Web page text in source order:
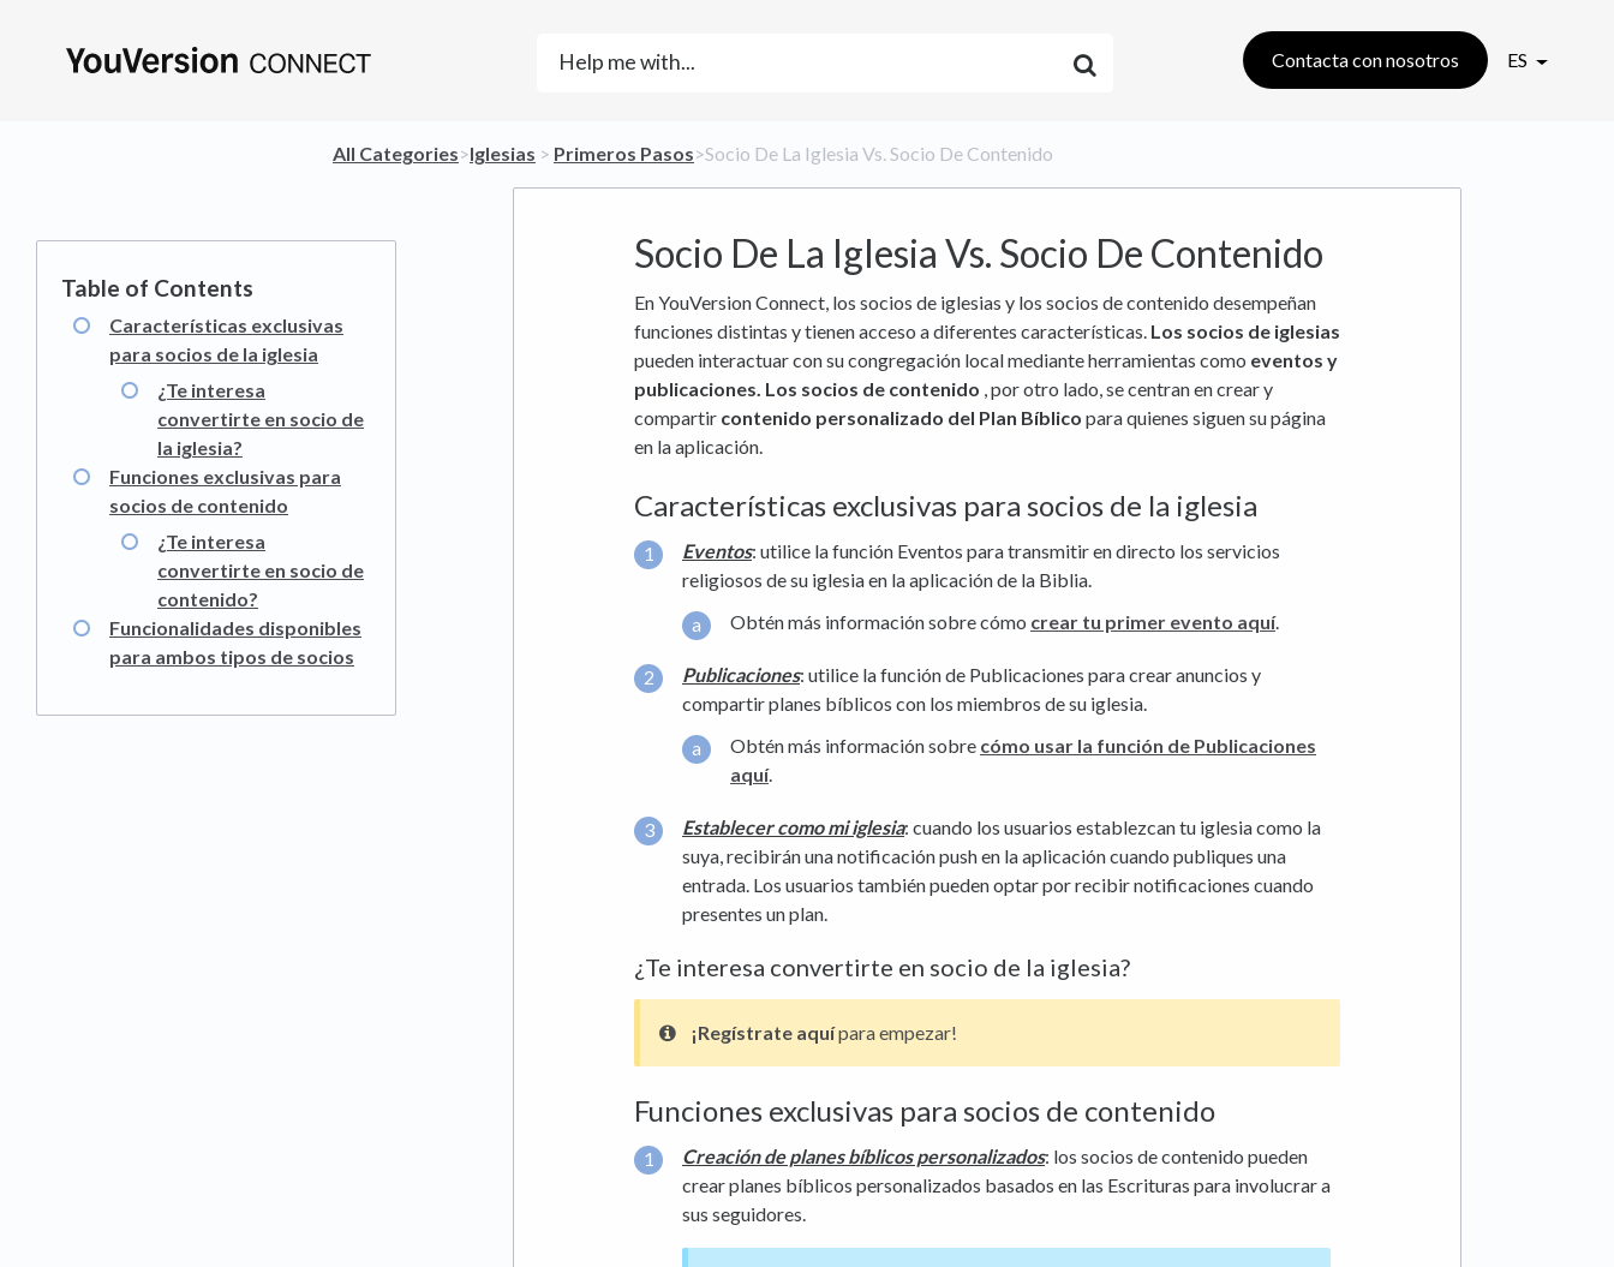
Contacta con nosotros ES
All Categories​>​​Iglesias ​ > ​ ​Primeros Pasos​>​ Socio De La Iglesia Vs. Socio De Contenido
Socio De La Iglesia Vs. Socio De Contenido
Características exclusivas
para socios de la iglesia
¿Te interesa
convertirte en socio de
la iglesia?
Funciones exclusivas para
socios de contenido
¿Te interesa
convertirte en socio de
contenido?
Funcionalidades disponibles
para ambos tipos de socios
En YouVersion Connect, los socios de iglesias y los socios de contenido desempeñan
funciones distintas y tienen acceso a diferentes características. Los socios de iglesias
pueden interactuar con su congregación local mediante herramientas como eventos y
publicaciones. Los socios de contenido , por otro lado, se centran en crear y
compartir contenido personalizado del Plan Bíblico para quienes siguen su página
en la aplicación.
Características exclusivas para socios de la iglesia
Eventos: utilice la función Eventos para transmitir en directo los servicios
religiosos de su iglesia en la aplicación de la Biblia.
Obtén más información sobre cómo crear tu primer evento aquí.
Publicaciones: utilice la función de Publicaciones para crear anuncios y
compartir planes bíblicos con los miembros de su iglesia.
Obtén más información sobre cómo usar la función de Publicaciones
aquí.
Establecer como mi iglesia: cuando los usuarios establezcan tu iglesia como la
suya, recibirán una notificación push en la aplicación cuando publiques una
entrada. Los usuarios también pueden optar por recibir notificaciones cuando
presentes un plan.
¿Te interesa convertirte en socio de la iglesia?
¡Regístrate aquípara empezar!
Funciones exclusivas para socios de contenido
Creación de planes bíblicos personalizados: los socios de contenido pueden
crear planes bíblicos personalizados basados ​​en las Escrituras para involucrar a
sus seguidores.